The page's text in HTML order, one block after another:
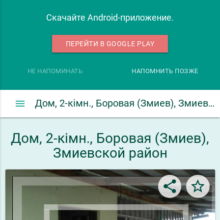
Скачайте Android-приложение.
ПЕРЕЙТИ В GOOGLE PLAY
НЕ НАПОМИНАТЬ НАПОМНИТЬ ПОЗЖЕ
Дом, 2-кімн., Боровая (Змиев), Змиевской район
menu
Дом, 2-кімн., Боровая (Змиев),
Змиевской район
share star_border